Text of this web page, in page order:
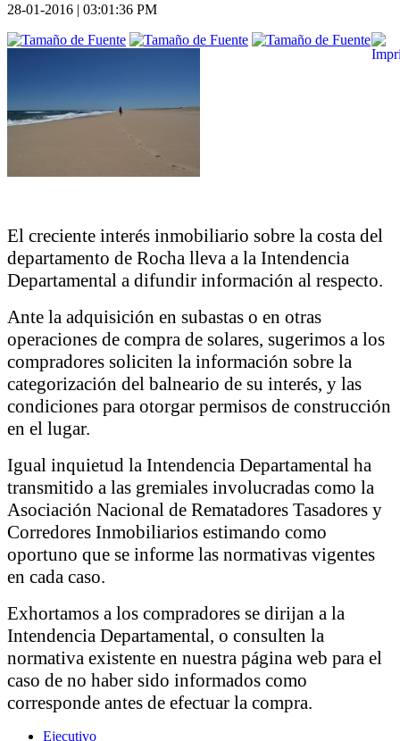
28-01-2016 | 03:01:36 PM
El creciente interés inmobiliario sobre la costa del
departamento de Rocha lleva a la Intendencia
Departamental a difundir información al respecto.
Ante la adquisición en subastas o en otras
operaciones de compra de solares, sugerimos a los
compradores soliciten la información sobre la
categorización del balneario de su interés, y las
condiciones para otorgar permisos de construcción
en el lugar.
Igual inquietud la Intendencia Departamental ha
transmitido a las gremiales involucradas como la
Asociación Nacional de Rematadores Tasadores y
Corredores Inmobiliarios estimando como
oportuno que se informe las normativas vigentes
en cada caso.
Exhortamos a los compradores se dirijan a la
Intendencia Departamental, o consulten la
normativa existente en nuestra página web para el
caso de no haber sido informados como
corresponde antes de efectuar la compra.
Ejecutivo